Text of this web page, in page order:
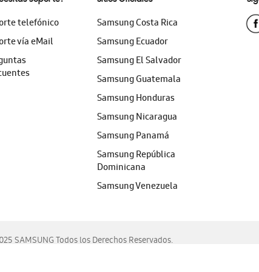
telefónico
vía eMail
Samsung Costa Rica
Samsung Ecuador
Samsung El Salvador
Samsung Guatemala
Samsung Honduras
Samsung Nicaragua
Samsung Panamá
Samsung República
Dominicana
Samsung Venezuela
SAMSUNG Todos los Derechos Reservados.